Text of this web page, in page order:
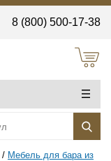
8 (800) 500-17-38
Мебель для бара из